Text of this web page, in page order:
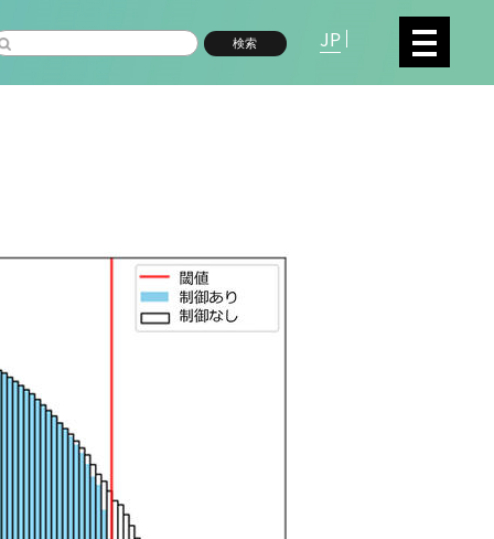
検索 JP
命分子研究所 (75)
高等研究院 (26)
ロイヌナズナ (19)